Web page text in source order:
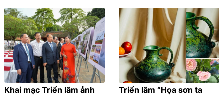
Khai mạc Triển lãm ảnh
Triển lãm “Họa sơn ta